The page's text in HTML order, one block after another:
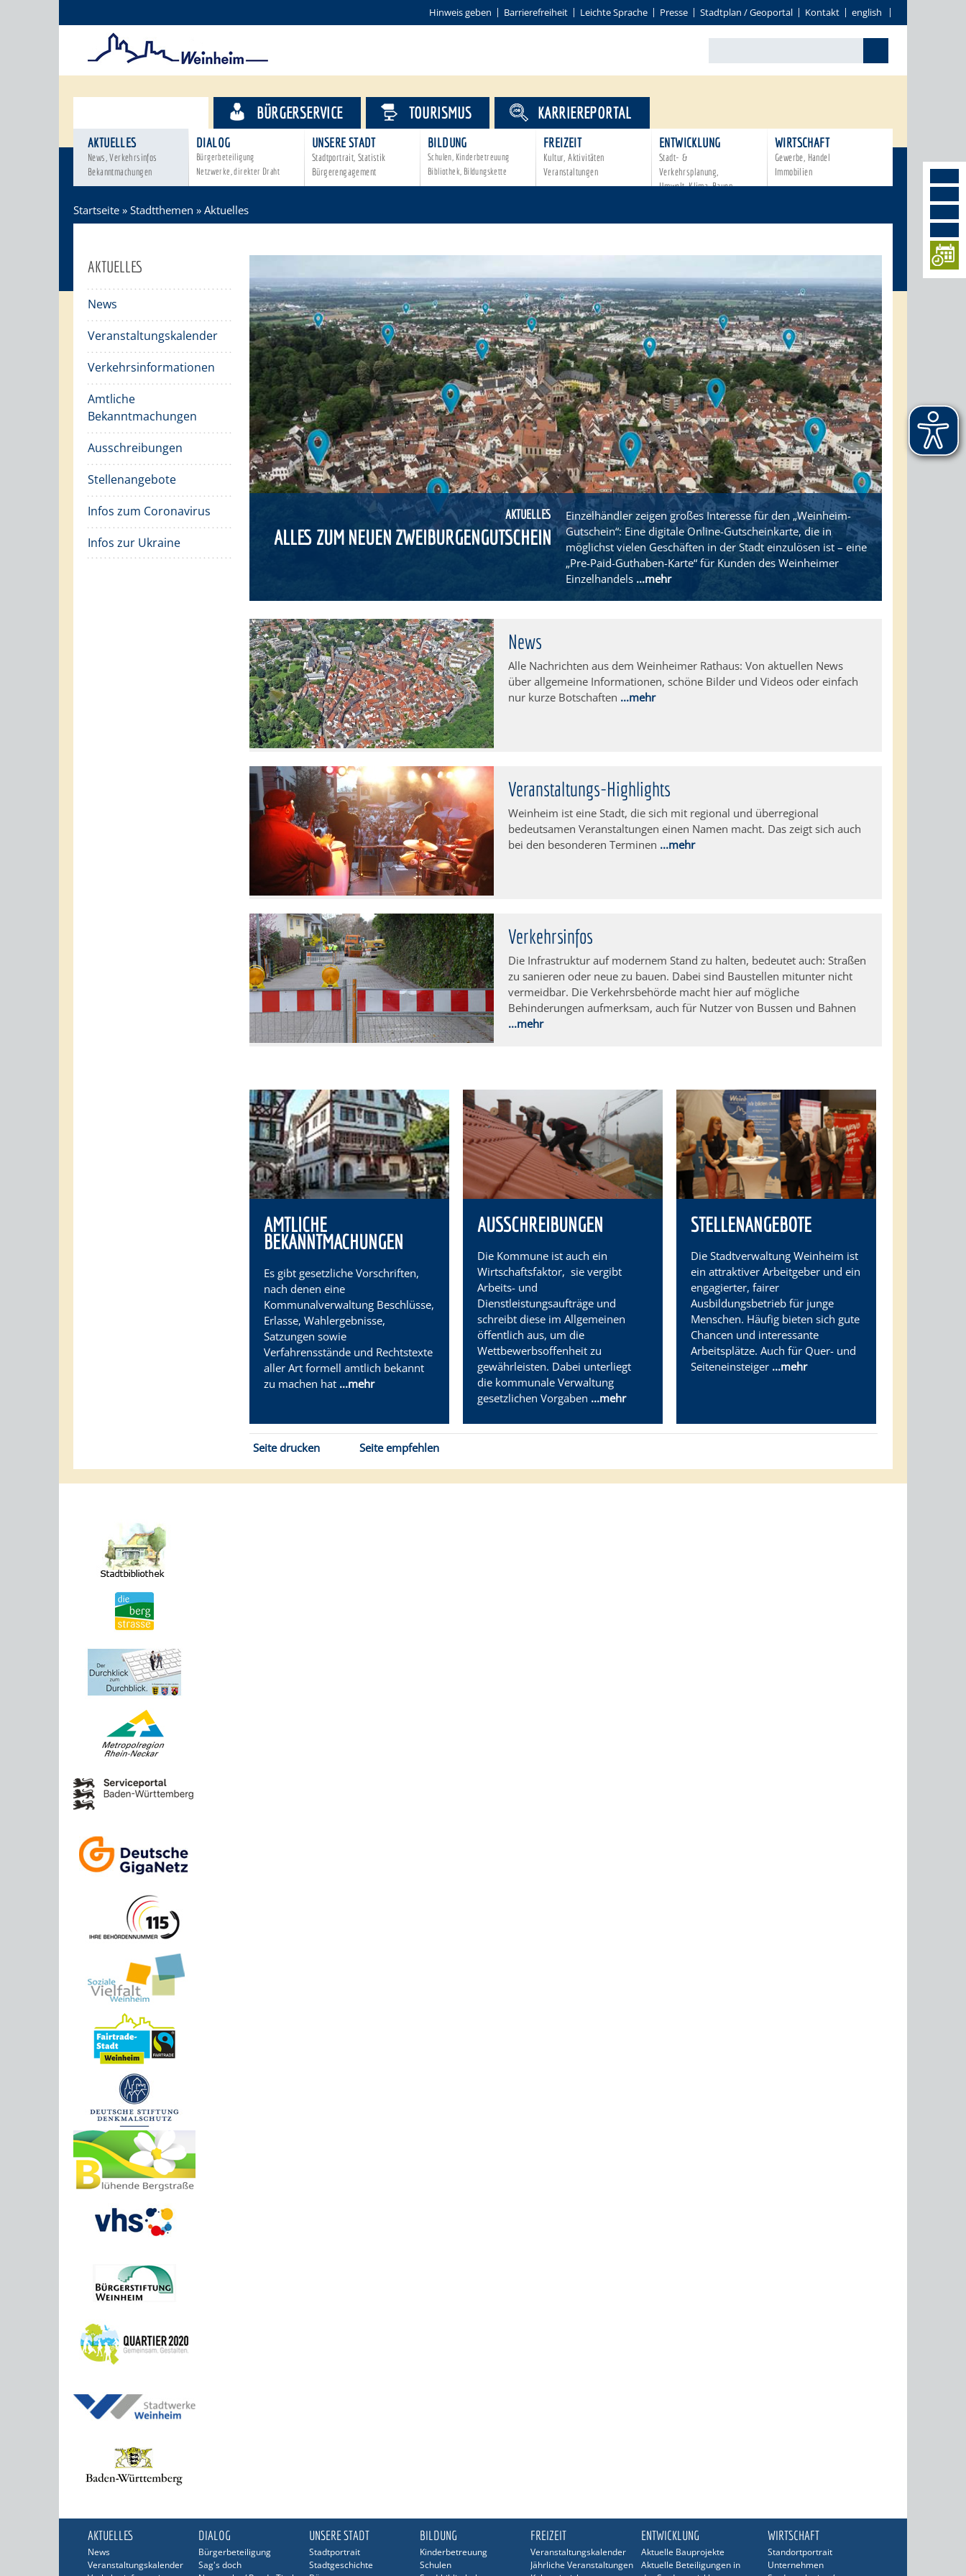
Hinweis geben Barrierefreiheit Leichte Sprache Presse Stadtplan / Geoportal Kontakt english
AKTUELLES
News, Verkehrsinfos
Bekanntmachungen
DIALOG
Bürgerbeteiligung
Netzwerke, direkter Draht
UNSERE STADT
Stadtportrait, Statistik
Bürgerengagement
BILDUNG
Schulen, Kinderbetreuung
Bibliothek, Bildungskette
FREIZEIT
Kultur, Aktivitäten
Veranstaltungen
ENTWICKLUNG
Stadt- &
Verkehrsplanung,
Umwelt, Klima, Bauen
WIRTSCHAFT
Gewerbe, Handel
Immobilien
BÜRGERSERVICE TOURISMUS KARRIEREPORTAL
Startseite » Stadtthemen » Aktuelles
AKTUELLES
News
Veranstaltungskalender
Verkehrsinformationen
Amtliche
Bekanntmachungen
Ausschreibungen
Stellenangebote
Infos zum Coronavirus
Infos zur Ukraine
Einzelhändler zeigen großes Interesse für den „Weinheim-
Gutschein“: Eine digitale Online-Gutscheinkarte, die in
möglichst vielen Geschäften in der Stadt einzulösen ist – eine
„Pre-Paid-Guthaben-Karte“ für Kunden des Weinheimer
Einzelhandels ...mehr
AKTUELLES
ALLES ZUM NEUEN ZWEIBURGENGUTSCHEIN
News
Alle Nachrichten aus dem Weinheimer Rathaus: Von aktuellen News
über allgemeine Informationen, schöne Bilder und Videos oder einfach
nur kurze Botschaften ...mehr
Veranstaltungs-Highlights
Weinheim ist eine Stadt, die sich mit regional und überregional
bedeutsamen Veranstaltungen einen Namen macht. Das zeigt sich auch
bei den besonderen Terminen ...mehr
Verkehrsinfos
Die Infrastruktur auf modernem Stand zu halten, bedeutet auch: Straßen
zu sanieren oder neue zu bauen. Dabei sind Baustellen mitunter nicht
vermeidbar. Die Verkehrsbehörde macht hier auf mögliche
Behinderungen aufmerksam, auch für Nutzer von Bussen und Bahnen
...mehr
AMTLICHE
BEKANNTMACHUNGEN
Es gibt gesetzliche Vorschriften,
nach denen eine
Kommunalverwaltung Beschlüsse,
Erlasse, Wahlergebnisse,
Satzungen sowie
Verfahrensstände und Rechtstexte
aller Art formell amtlich bekannt
zu machen hat ...mehr
AUSSCHREIBUNGEN
Die Kommune ist auch ein
Wirtschaftsfaktor, sie vergibt
Arbeits- und
Dienstleistungsaufträge und
schreibt diese im Allgemeinen
öffentlich aus, um die
Wettbewerbsoffenheit zu
gewährleisten. Dabei unterliegt
die kommunale Verwaltung
gesetzlichen Vorgaben ...mehr
STELLENANGEBOTE
Die Stadtverwaltung Weinheim ist
ein attraktiver Arbeitgeber und ein
engagierter, fairer
Ausbildungsbetrieb für junge
Menschen. Häufig bieten sich gute
Chancen und interessante
Arbeitsplätze. Auch für Quer- und
Seiteneinsteiger ...mehr
Seite drucken Seite empfehlen
AKTUELLES
News
Veranstaltungskalender
DIALOG
Bürgerbeteiligung
Sag's doch
UNSERE STADT
Stadtportrait
Stadtgeschichte
BILDUNG
Kinderbetreuung
Schulen
FREIZEIT
Veranstaltungskalender
Jährliche Veranstaltungen
ENTWICKLUNG
Aktuelle Bauprojekte
Aktuelle Beteiligungen in
WIRTSCHAFT
Standortportrait
Unternehmen